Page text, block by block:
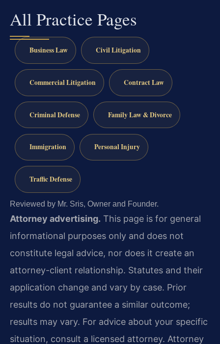
All Practice Pages
Business Law Civil Litigation
Commercial Litigation Contract Law
Criminal Defense Family Law & Divorce
Immigration Personal Injury
Traffic Defense
Reviewed by Mr. Sris, Owner and Founder.
Attorney advertising. This page is for general
informational purposes only and does not
constitute legal advice, nor does it create an
attorney-client relationship. Statutes and their
application change and vary by case. Prior
results do not guarantee a similar outcome;
results may vary. For advice about your specific
situation, consult a licensed attorney. Attorney